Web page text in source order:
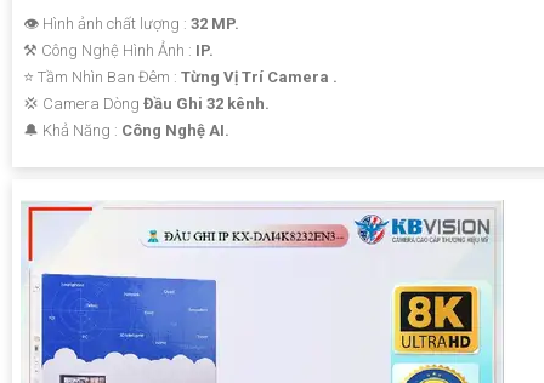
👁 Hình ảnh chất lượng : 32 MP.
⚒ Công Nghệ Hình Ảnh : IP.
⭐ Tầm Nhìn Ban Đêm : Từng Vị Trí Camera .
💢 Camera Dòng Đầu Ghi 32 kênh.
️🔔 Khả Năng : Công Nghệ AI.